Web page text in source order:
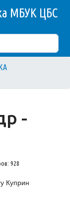
МБУК ЦБС
-
928
Куприн